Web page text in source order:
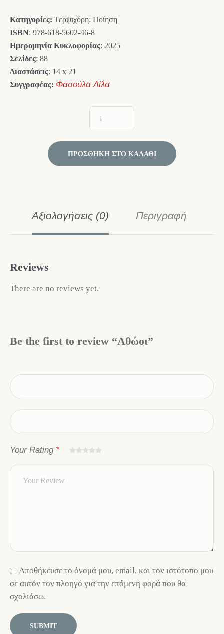
9,00 €.
Κατηγορίες: Τερψιχόρη: Ποίηση
ISBN: 978-618-5602-46-8
Ημερομηνία Κυκλοφορίας: 2025
Σελίδες: 88
Διαστάσεις: 14 x 21
Συγγραφέας: Φασούλα Λίλα
ΠΡΟΣΘΉΚΗ ΣΤΟ ΚΑΛΆΘΙ
Αξιολογήσεις (0) Περιγραφή
Reviews
There are no reviews yet.
Be the first to review “Αθώοι”
Your Rating *
από
από
από
από 5
από 5
Αποθήκευσε το όνομά μου, email, και τον ιστότοπο μου
σε αυτόν τον πλοηγό για την επόμενη φορά που θα
σχολιάσω.